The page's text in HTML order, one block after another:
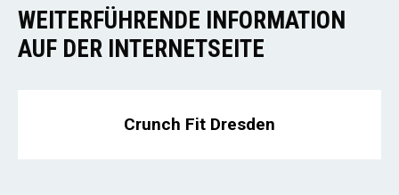
WEITERFÜHRENDE INFORMATION
AUF DER INTERNETSEITE
Crunch Fit Dresden